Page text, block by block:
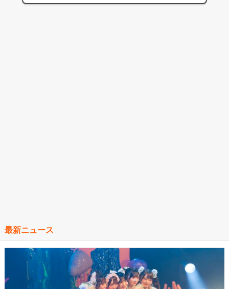
最新ニュース